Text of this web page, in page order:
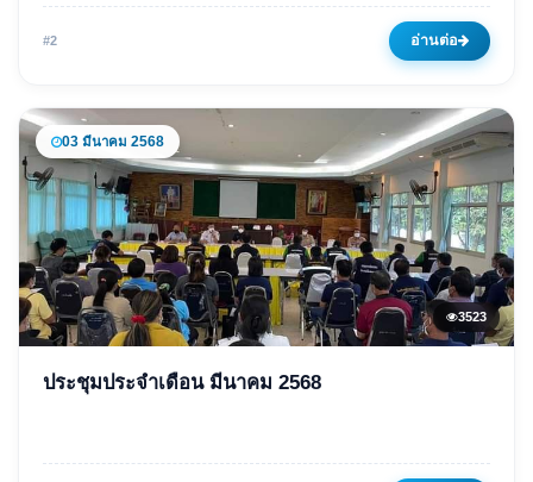
#2 อ่านต่อ
03 มีนาคม 2568
3523
2568
ประชุมประจำเดือน มีนาคม 2568